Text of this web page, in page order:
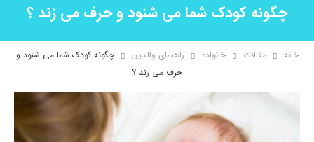
چگونه کودک شما می شنود و حرف می زند ؟
خانه مقالات خانواده راهنمای والدین
چگونه کودک شما می شنود و
حرف می زند ؟